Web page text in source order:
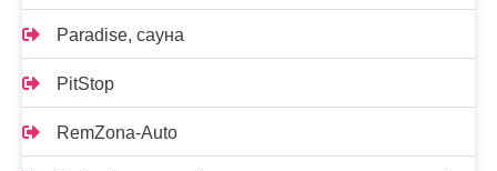
Paradise, сауна
PitStop
RemZona-Auto